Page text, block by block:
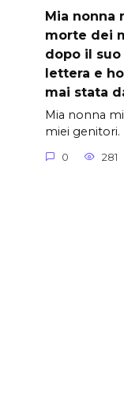
Mia nonna
morte dei
dopo il
lettera e
mai stata
Mia nonna
miei genitori.
0 281